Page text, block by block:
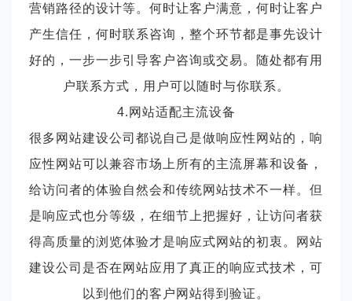
营销路径的设计等。何时让客户满意，何时让客户
产生信任，何时联系咨询，整个环节都是事先设计
好的，一步一步引导客户咨询或交易。随处都有用
户联系方式，用户可以随时与你联系。
4.网站适配主流设备
很多网站建设公司都说自己是做响应性网站的，响
应性网站可以兼容市场上所有的主流屏幕和设备，
给访问者的体验自然会和传统网站技术不一样。但
是响应式也分等级，在细节上把握好，让访问者获
得高质量的浏览体验才是响应式网站的初衷。网站
建设公司是否在网站应用了真正的响应式技术，可
以到他们的客户网站得到验证。